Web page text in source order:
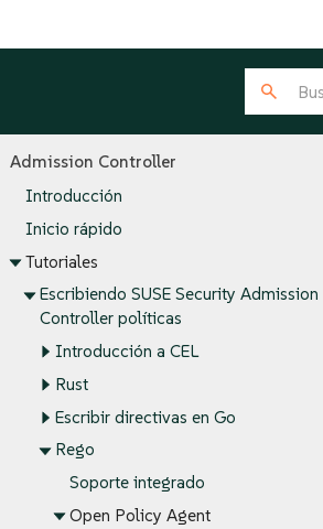
Admission Controller
Introducción
Inicio rápido
Tutoriales
Escribiendo SUSE Security Admission
Controller políticas
Introducción a CEL
Rust
Escribir directivas en Go
Rego
Soporte integrado
Open Policy Agent